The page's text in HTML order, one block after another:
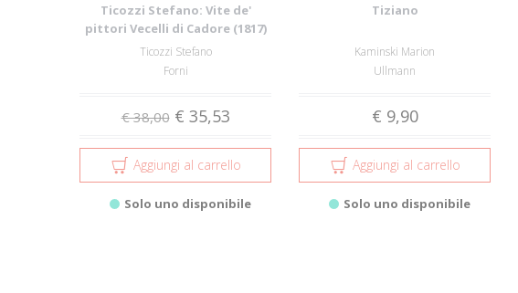
Ticozzi Stefano: Vite de'
pittori Vecelli di Cadore (1817)
Ticozzi Stefano
Forni
€ 38,00 € 35,53
Aggiungi al carrello
Solo uno disponibile
Tiziano
Kaminski Marion
Ullmann
€ 9,90
Aggiungi al carrello
Solo uno disponibile